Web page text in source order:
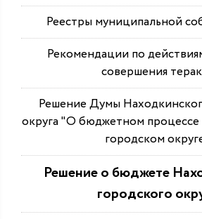
Реестры муниципальной
Рекомендации по
совершения
Решение Думы
округа "О бюджетном
городском
Решение о бюджете
городского